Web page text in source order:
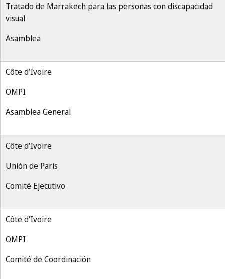
Tratado de Marrakech para las personas con discapacidad
visual
Asamblea
Côte d'Ivoire
OMPI
Asamblea General
Côte d'Ivoire
Unión de París
Comité Ejecutivo
Côte d'Ivoire
OMPI
Comité de Coordinación